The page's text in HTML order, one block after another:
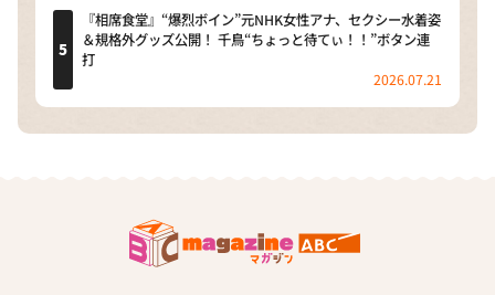
『相席食堂』“爆烈ボイン”元NHK女性アナ、セクシー水着姿
＆規格外グッズ公開！ 千鳥“ちょっと待てぃ！！”ボタン連
打
2026.07.21